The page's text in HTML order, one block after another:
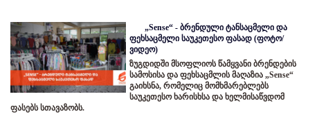
„Sense“ - ბრენდული ტანსაცმელი და
ფეხსაცმელი საუკეთესო ფასად (ფოტო/
ვიდეო)
ზუგდიდში მსოფლიოს წამყვანი ბრენდების
სამოსისა და ფეხსაცმლის მაღაზია „Sense“
გაიხსნა, რომელიც მომხმარებლებს
საუკეთესო ხარისხსა და ხელმისაწვდომ
ფასებს სთავაზობს.